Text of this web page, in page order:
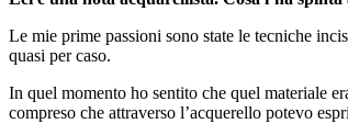
Le mie prime passioni sono state le tecniche
quasi per caso.
In quel momento ho sentito che quel materiale
compreso che attraverso l’acquerello potevo